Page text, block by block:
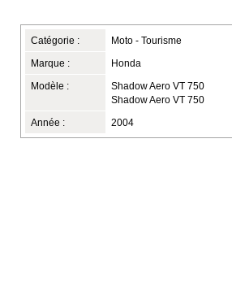
Catégorie : Moto - Tourisme
Marque : Honda
Modèle :
Shadow Aero VT 750
Shadow Aero VT 750
Année : 2004